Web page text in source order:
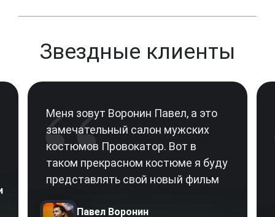
Звездные клиенты
“
Меня зовут Воронин Павел, а это
замечательный салон мужских
костюмов Провокатор. Вот в
таком прекрасном костюме я буду
представлять свой новый фильм
Павел Воронин